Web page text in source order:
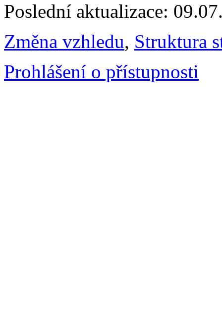
Poslední aktualizace:
Změna vzhledu, Struktura
Prohlášení o přístupnosti